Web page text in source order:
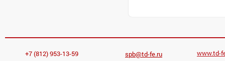
+7 (812) 953-13-59 spb@td-fe.ru www.td-